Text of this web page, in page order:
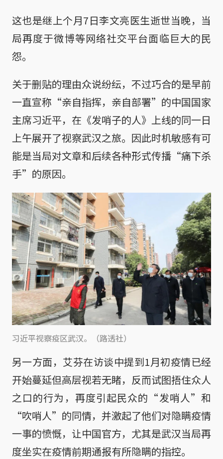
这也是继上个月7日李文亮医生逝世当晚，当
局再度于微博等网络社交平台面临巨大的民
怨。
关于删贴的理由众说纷纭，不过巧合的是早前
一直宣称“亲自指挥，亲自部署”的中国国家
主席习近平，在《发哨子的人》上线的同一日
上午展开了视察武汉之旅。因此时机敏感有可
能是当局对文章和后续各种形式传播“痛下杀
手”的原因。
习近平视察疫区武汉。（路透社）
另一方面，艾芬在访谈中提到1月初疫情已经
开始蔓延但高层视若无睹，反而试图捂住众人
之口的行为，再度引起民众的“发哨人”和
“吹哨人”的同情，并激起了他们对隐瞒疫情
一事的愤慨，让中国官方，尤其是武汉当局再
度坐实在疫情前期通报有所隐瞒的指控。